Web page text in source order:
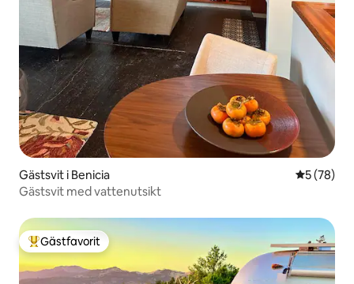
Gästsvit i Benicia 5 av 5 i
5 (78)
Gästsvit med vattenutsikt
Populär gästfavorit
Gästfavorit